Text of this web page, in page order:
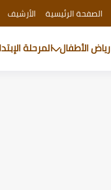
الصفحة الرئيسية الأرشيف
رياض الأطفال المرحلة